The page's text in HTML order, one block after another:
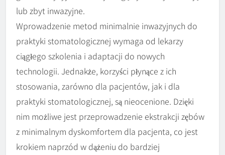
lub zbyt inwazyjne.
Wprowadzenie metod minimalnie inwazyjnych do
praktyki stomatologicznej wymaga od lekarzy
ciągłego szkolenia i adaptacji do nowych
technologii. Jednakże, korzyści płynące z ich
stosowania, zarówno dla pacjentów, jak i dla
praktyki stomatologicznej, są nieocenione. Dzięki
nim możliwe jest przeprowadzenie ekstrakcji zębów
z minimalnym dyskomfortem dla pacjenta, co jest
krokiem naprzód w dążeniu do bardziej